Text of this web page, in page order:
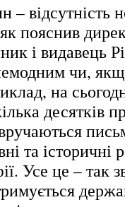
відсутність
пояснив
і видавець
чи,
на
десятків
та
Усе це – так